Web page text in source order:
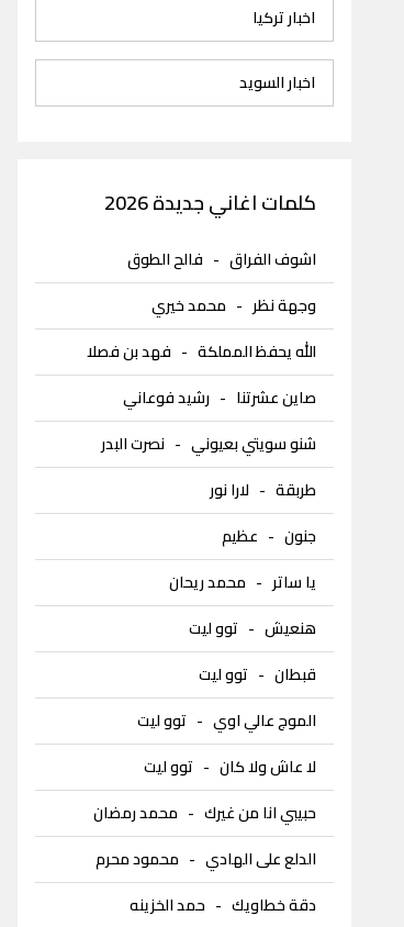
اخبار تركيا
اخبار السويد
كلمات اغاني جديدة 2026
اشوف الفراق- فالح الطوق
وجهة نظر - محمد خيري
الله يحفظ المملكة- فهد بن فصلا
صاين عشرتنا - رشيد فوعاني
شنو سويتي بعيوني- نصرت البدر
طربقة- لارا نور
جنون- عظيم
يا ساتر - محمد ريحان
هنعيش- توو ليت
قبطان- توو ليت
الموج عالي اوي- توو ليت
لا عاش ولا كان- توو ليت
حبيبي انا من غيرك- محمد رمضان
الدلع على الهادي- محمود محرم
دقة خطاويك- حمد الخزينه